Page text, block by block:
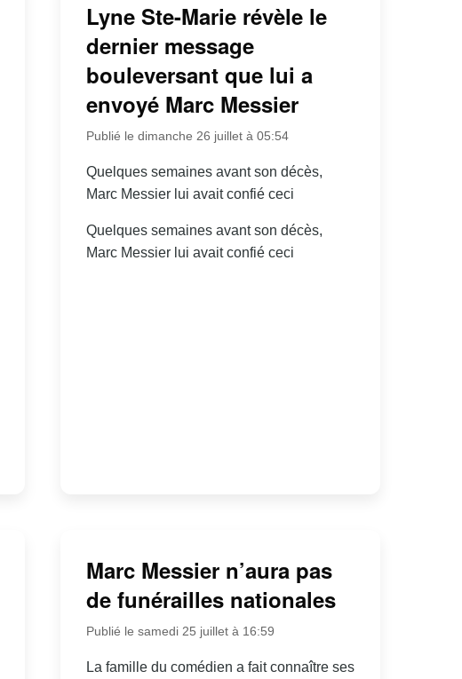
Lyne Ste-Marie révèle le
dernier message
bouleversant que lui a
envoyé Marc Messier
Publié le dimanche 26 juillet à 05:54
Quelques semaines avant son décès,
Marc Messier lui avait confié ceci
Quelques semaines avant son décès,
Marc Messier lui avait confié ceci
Marc Messier n’aura pas
de funérailles nationales
Publié le samedi 25 juillet à 16:59
La famille du comédien a fait connaître ses